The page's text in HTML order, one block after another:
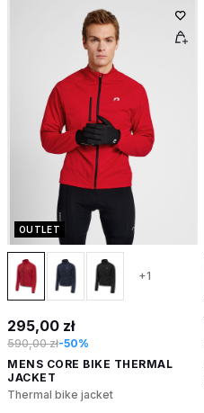
OUTLET
+1
295,00 zł
590,00 zł-50%
MENS CORE BIKE THERMAL
JACKET
Thermal bike jacket